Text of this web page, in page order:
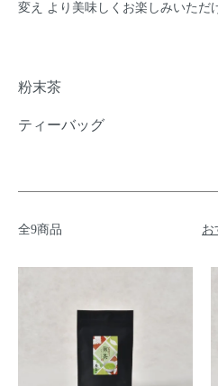
変え より美味しくお楽しみいただ
カテゴリー一覧
粉末茶
ティーバッグ
全9商品 お